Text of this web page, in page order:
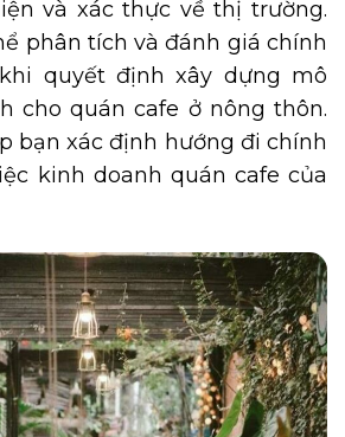
và xác thực về thị trường.
phân tích và đánh giá chính
quyết định xây dựng mô
cho quán cafe ở nông thôn.
bạn xác định hướng đi chính
kinh doanh quán cafe của